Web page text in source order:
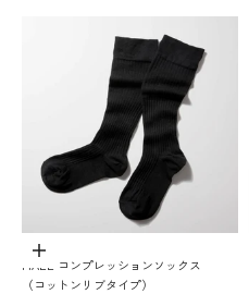
オプションを選択
MAEÉ コンプレッションソックス
（コットンリブタイプ）